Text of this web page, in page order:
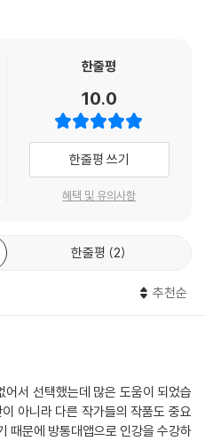
한줄평
10.0
한줄평 쓰기
혜택 및 유의사항
한줄평 2
추천순
서 선택했는데 많은 도움이 되었습
아니라 다른 작가들의 작품도 중요
때문에 방통대앱으로 인강을 수강하